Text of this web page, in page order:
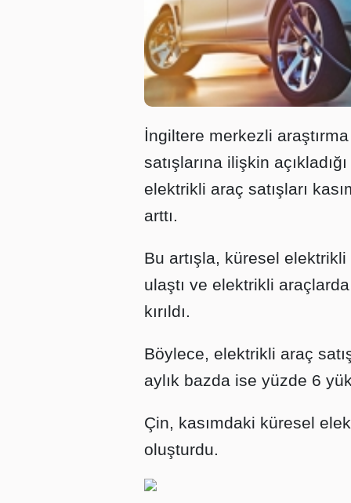
İngiltere merkezli
satışlarına ilişkin
elektrikli araç satışları
arttı.
Bu artışla, küresel
ulaştı ve elektrikli
kırıldı.
Böylece, elektrikli araç
aylık bazda ise yüzde 6
Çin, kasımdaki küresel
oluşturdu.